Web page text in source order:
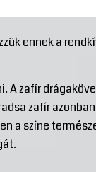
ennek a
A zafír
zafír
a színe